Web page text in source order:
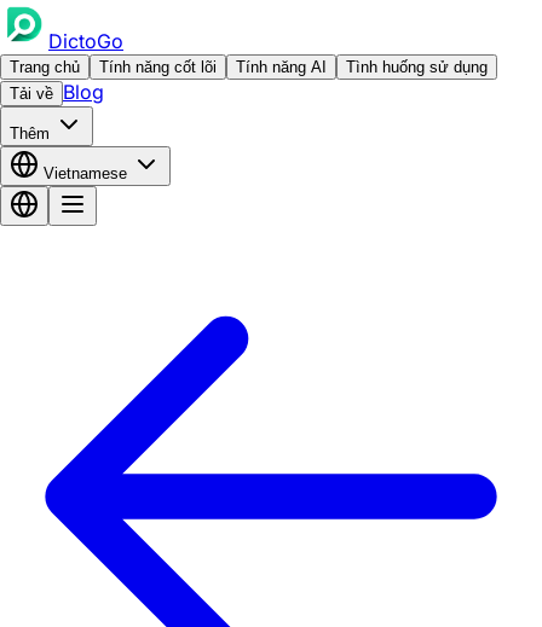
DictoGo
Trang chủ Tính năng cốt lõi Tính năng AI
Tình huống sử dụng
Tải về Blog
Thêm
Vietnamese